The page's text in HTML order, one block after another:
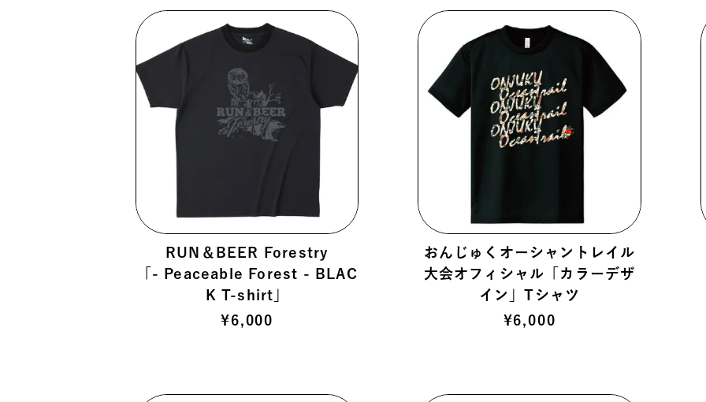
RUN＆BEER Forestry
「- Peaceable Forest - BLAC
K T-shirt」
¥6,000
おんじゅくオーシャントレイル
大会オフィシャル「カラーデザ
イン」Tシャツ
¥6,000